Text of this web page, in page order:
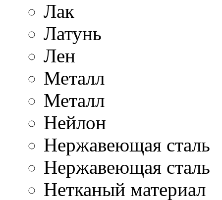
Лак
Латунь
Лен
Металл
Металл
Нейлон
Нержавеющая cталь
Нержавеющая сталь
Нетканый материал